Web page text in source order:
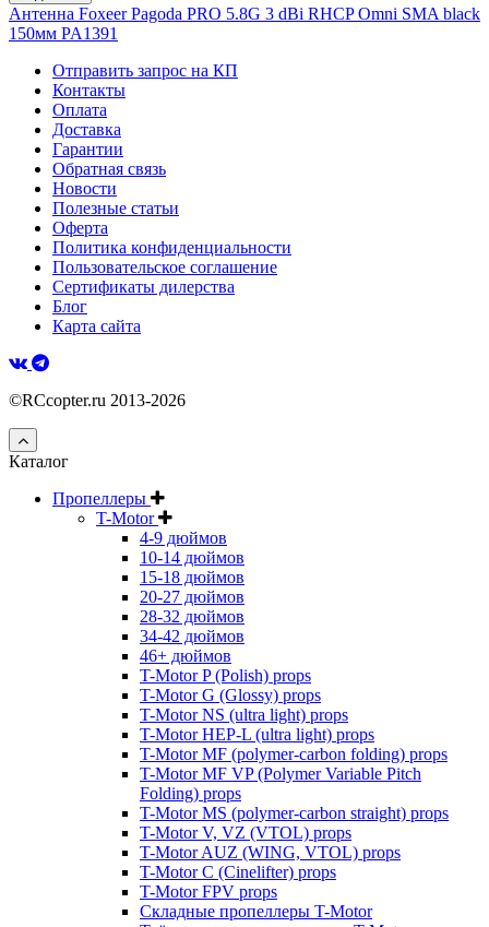
Антенна Foxeer Pagoda PRO 5.8G 3 dBi RHCP Omni SMA black
150мм PA1391
Отправить запрос на КП
Контакты
Оплата
Доставка
Гарантии
Обратная связь
Новости
Полезные статьи
Оферта
Политика конфиденциальности
Пользовательское соглашение
Сертификаты дилерства
Блог
Карта сайта
©RCcopter.ru 2013-2026
Каталог
Пропеллеры
T-Motor
4-9 дюймов
10-14 дюймов
15-18 дюймов
20-27 дюймов
28-32 дюймов
34-42 дюймов
46+ дюймов
T-Motor P (Polish) props
T-Motor G (Glossy) props
T-Motor NS (ultra light) props
T-Motor HEP-L (ultra light) props
T-Motor MF (polymer-carbon folding) props
T-Motor MF VP (Polymer Variable Pitch
Folding) props
T-Motor MS (polymer-carbon straight) props
T-Motor V, VZ (VTOL) props
T-Motor AUZ (WING, VTOL) props
T-Motor C (Cinelifter) props
T-Motor FPV props
Складные пропеллеры T-Motor